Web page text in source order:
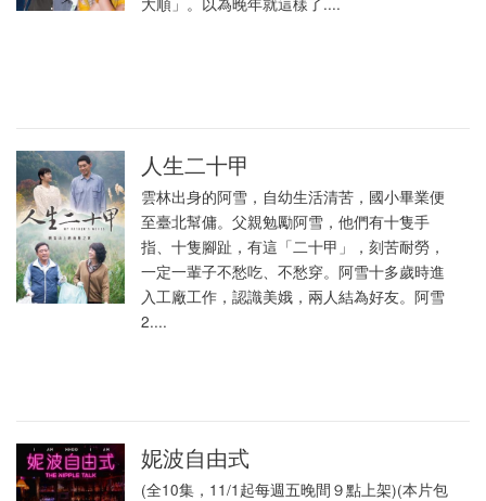
人生二十甲
雲林出身的阿雪，自幼生活清苦，國小畢業便
至臺北幫傭。父親勉勵阿雪，他們有十隻手
指、十隻腳趾，有這「二十甲」，刻苦耐勞，
一定一輩子不愁吃、不愁穿。阿雪十多歲時進
入工廠工作，認識美娥，兩人結為好友。阿雪
2....
妮波自由式
(全10集，11/1起每週五晚間９點上架)(本片包